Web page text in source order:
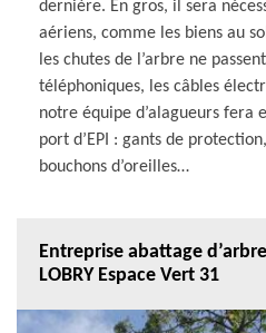
dernière. En gros, il sera
aériens, comme les biens au
les chutes de l’arbre ne
téléphoniques, les câbles
notre équipe d’alagueurs fera
port d’EPI : gants de
bouchons d’oreilles…
Entreprise abattage
LOBRY Espace Vert 31